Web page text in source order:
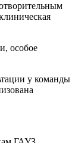
особое
у команды